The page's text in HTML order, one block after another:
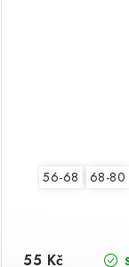
56-68 68-80
55 Kč